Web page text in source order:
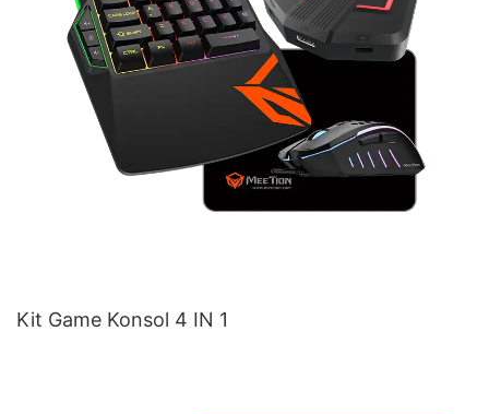
Kit Game Konsol 4 IN 1